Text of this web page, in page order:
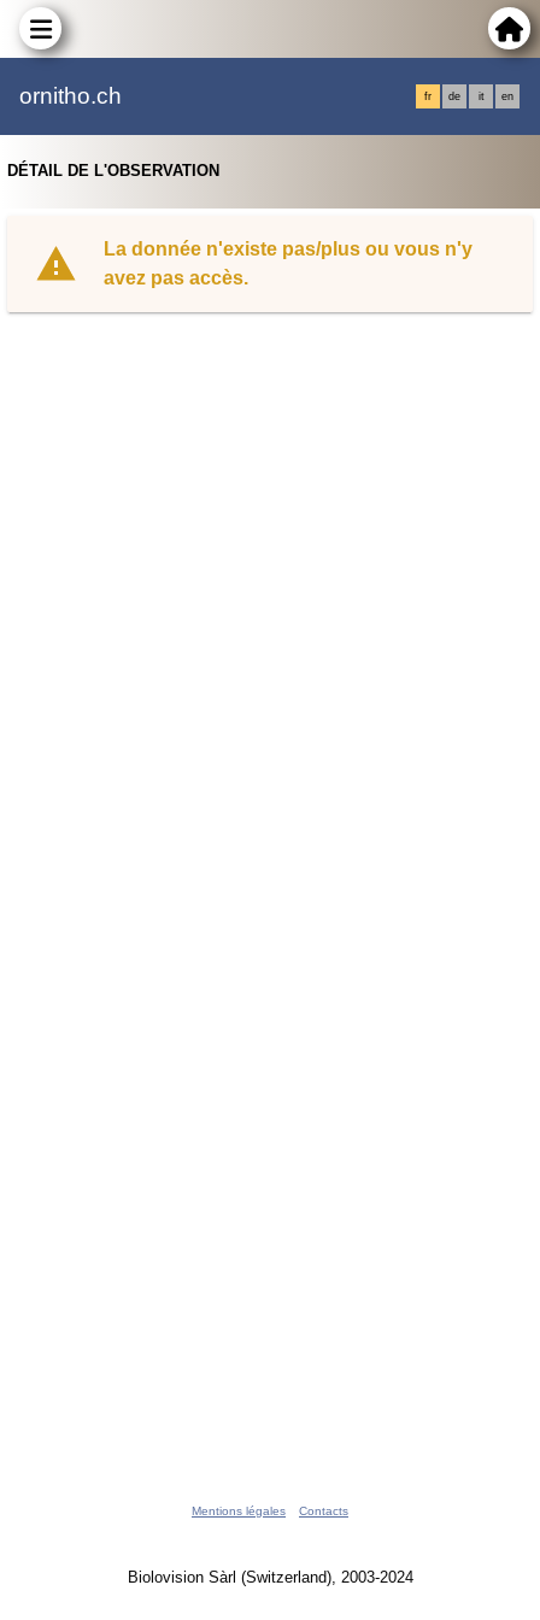
ornitho.ch fr de it en
DÉTAIL DE L'OBSERVATION
La donnée n'existe pas/plus ou vous n'y
avez pas accès.
Mentions légales Contacts
Biolovision Sàrl (Switzerland), 2003-2024